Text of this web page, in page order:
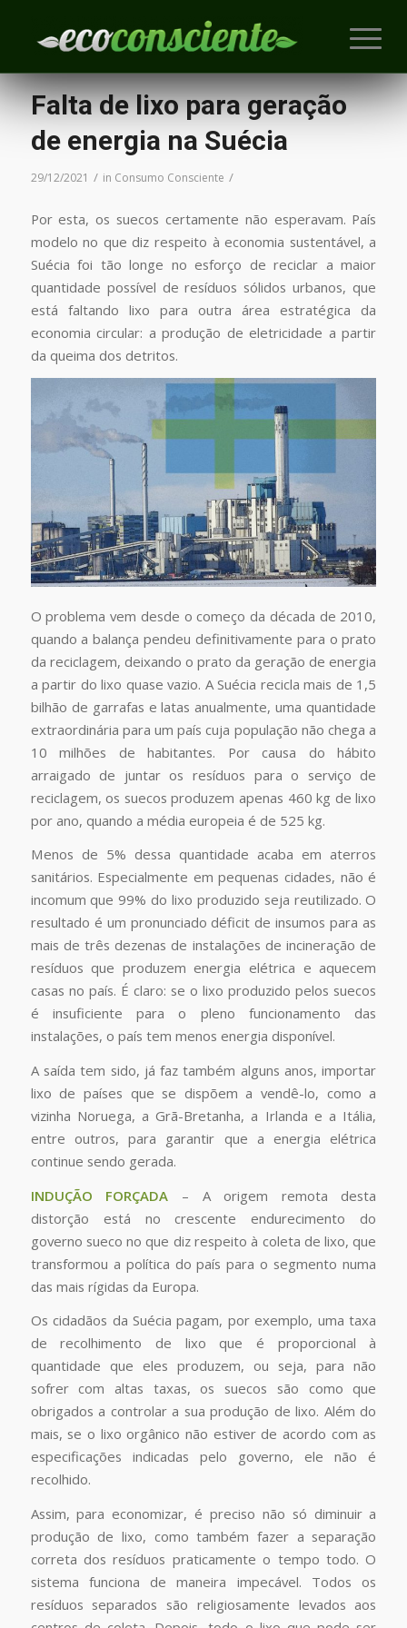
Falta de lixo para geração
de energia na Suécia
29/12/2021 / in Consumo Consciente /
Por esta, os suecos certamente não esperavam. País
modelo no que diz respeito à economia sustentável, a
Suécia foi tão longe no esforço de reciclar a maior
quantidade possível de resíduos sólidos urbanos, que
está faltando lixo para outra área estratégica da
economia circular: a produção de eletricidade a partir
da queima dos detritos.
O problema vem desde o começo da década de 2010,
quando a balança pendeu definitivamente para o prato
da reciclagem, deixando o prato da geração de energia
a partir do lixo quase vazio. A Suécia recicla mais de 1,5
bilhão de garrafas e latas anualmente, uma quantidade
extraordinária para um país cuja população não chega a
10 milhões de habitantes. Por causa do hábito
arraigado de juntar os resíduos para o serviço de
reciclagem, os suecos produzem apenas 460 kg de lixo
por ano, quando a média europeia é de 525 kg.
Menos de 5% dessa quantidade acaba em aterros
sanitários. Especialmente em pequenas cidades, não é
incomum que 99% do lixo produzido seja reutilizado. O
resultado é um pronunciado déficit de insumos para as
mais de três dezenas de instalações de incineração de
resíduos que produzem energia elétrica e aquecem
casas no país. É claro: se o lixo produzido pelos suecos
é insuficiente para o pleno funcionamento das
instalações, o país tem menos energia disponível.
A saída tem sido, já faz também alguns anos, importar
lixo de países que se dispõem a vendê-lo, como a
vizinha Noruega, a Grã-Bretanha, a Irlanda e a Itália,
entre outros, para garantir que a energia elétrica
continue sendo gerada.
INDUÇÃO FORÇADA – A origem remota desta
distorção está no crescente endurecimento do
governo sueco no que diz respeito à coleta de lixo, que
transformou a política do país para o segmento numa
das mais rígidas da Europa.
Os cidadãos da Suécia pagam, por exemplo, uma taxa
de recolhimento de lixo que é proporcional à
quantidade que eles produzem, ou seja, para não
sofrer com altas taxas, os suecos são como que
obrigados a controlar a sua produção de lixo. Além do
mais, se o lixo orgânico não estiver de acordo com as
especificações indicadas pelo governo, ele não é
recolhido.
Assim, para economizar, é preciso não só diminuir a
produção de lixo, como também fazer a separação
correta dos resíduos praticamente o tempo todo. O
sistema funciona de maneira impecável. Todos os
resíduos separados são religiosamente levados aos